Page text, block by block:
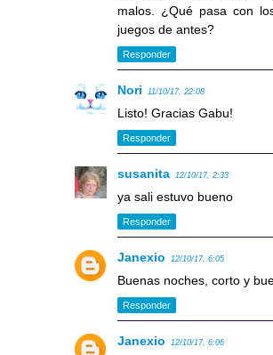
malos. ¿Qué pasa con
juegos de antes?
Responder
Nori 11/10/17, 22:08
Listo! Gracias Gabu!
Responder
susanita 12/10/17, 2:33
ya sali estuvo bueno
Responder
Janexio 12/10/17, 6:05
Buenas noches, corto y
Responder
Janexio 12/10/17, 6:06